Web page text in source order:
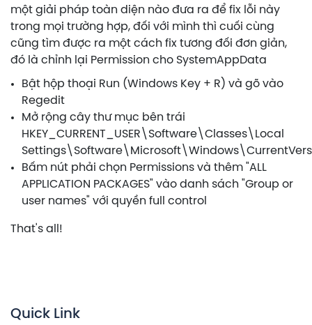
một giải pháp toàn diện nào đưa ra để fix lỗi này
trong mọi trường hợp, đối với mình thì cuối cùng
cũng tìm được ra một cách fix tương đối đơn giản,
đó là chỉnh lại Permission cho SystemAppData
Bật hộp thoại Run (Windows Key + R) và gõ vào
Regedit
Mở rộng cây thư mục bên trái
HKEY_CURRENT_USER\Software\Classes\Local
Bấm nút phải chọn Permissions và thêm "ALL
APPLICATION PACKAGES" vào danh sách "Group or
user names" với quyền full control
That's all!
Quick Link